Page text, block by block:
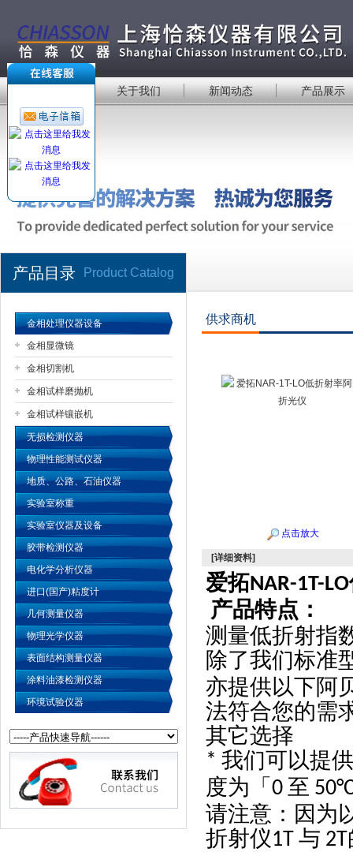
公司名称
关于我们 新闻动态 产品展示
产品目录 Product Catalog
金相处理仪器设备
金相显微镜
金相切割机
金相试样磨抛机
金相试样镶嵌机
无损检测仪器
物理性能测试仪器
地质、公路、石油仪器
实验室称重
实验室仪器及设备
胶带检测仪器
电化学分析仪器
进口(国产)粘度计
几何测量仪器
物理光学仪器
表面结构测量仪器
涂料油漆检测仪器
环境试验仪器
供求商机
点击放大
[详细资料]
爱拓NAR-1T-LO
产品特点：
测量低折射指
除了我们标准
亦提供以下阿
法符合您的需
其它选择
* 我们可以提
度为「 0 至
请注意：因为
折射仪1T 与 2T